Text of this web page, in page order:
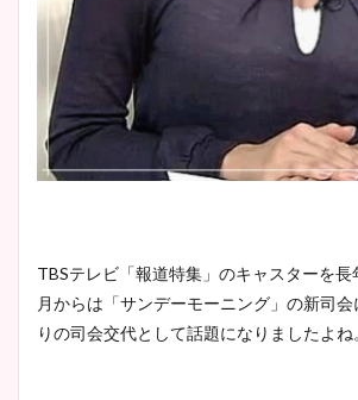
TBSテレビ「報道特集」のキャスターを
月からは「サンデーモーニング」の新司
りの司会交代として話題になりましたよね